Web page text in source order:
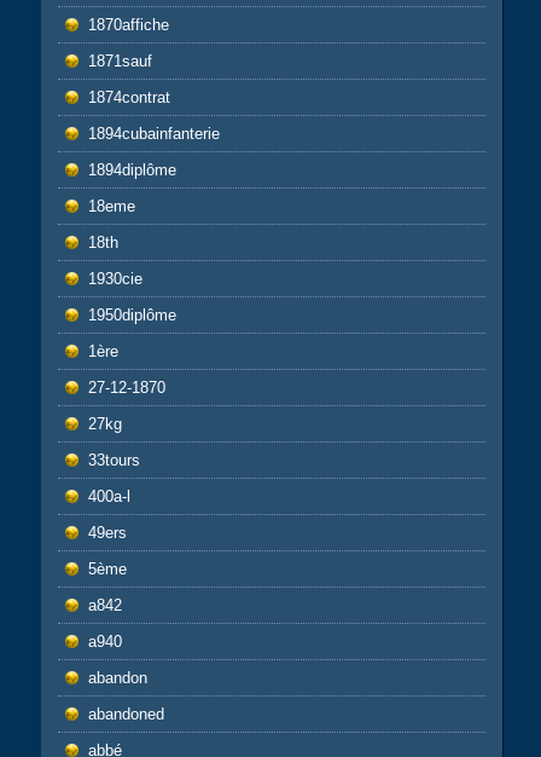
1870affiche
1871sauf
1874contrat
1894cubainfanterie
1894diplôme
18eme
18th
1930cie
1950diplôme
1ère
27-12-1870
27kg
33tours
400a-l
49ers
5ème
a842
a940
abandon
abandoned
abbé